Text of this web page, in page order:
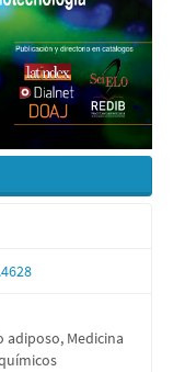
Medicina